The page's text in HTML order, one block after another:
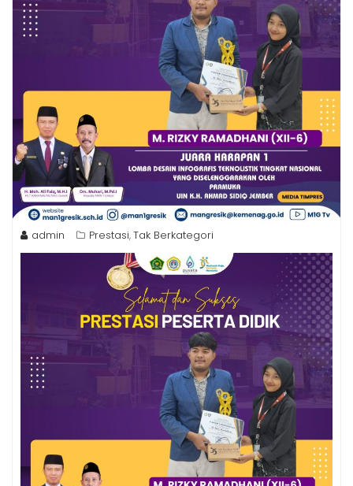
admin Prestasi,Tak Berkategori